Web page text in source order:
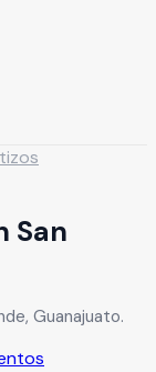
San
Guanajuato.